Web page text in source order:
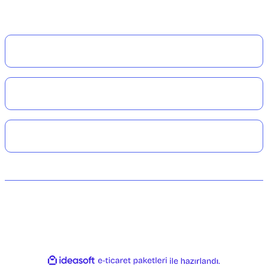
ideasoft
e-